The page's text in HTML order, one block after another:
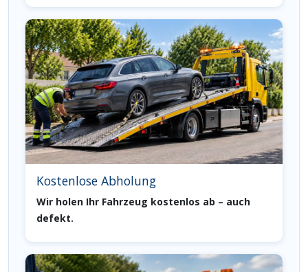
Kostenlose Abholung
Wir holen Ihr Fahrzeug kostenlos ab – auch
defekt.